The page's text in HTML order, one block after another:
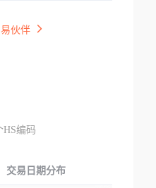
伙伴
编码
交易日期分布